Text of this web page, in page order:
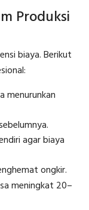
Produksi
biaya. Berikut
menurunkan
agar biaya
ongkir.
meningkat 20–